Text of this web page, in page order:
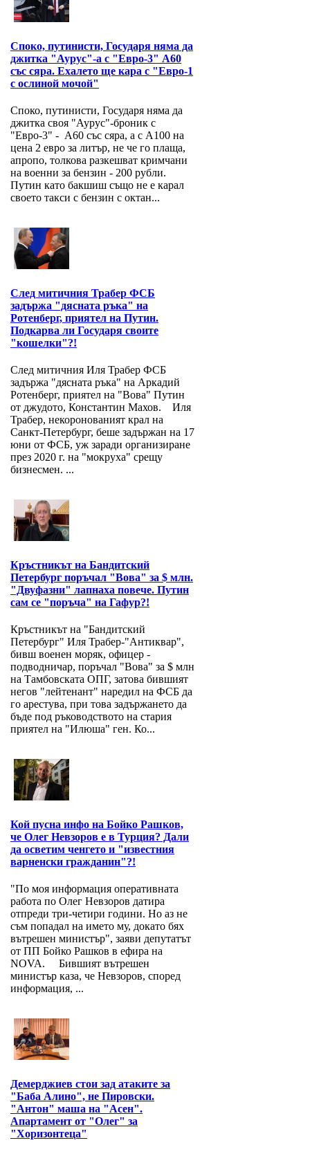
Споко, путинисти, Государя няма да
джитка "Аурус"-а с "Евро-3" А60
със сяра. Ехалето ще кара с "Евро-1
с ослиной мочой"
Споко, путинисти, Государя няма да
джитка своя "Аурус"-броник с
"Евро-3" - А60 със сяра, а с А100 на
цена 2 евро за литър, не че го плаща,
апропо, толкова разкешват кримчани
на военни за бензин - 200 рубли.
Путин като бакшиш също не е карал
своето такси с бензин с октан...
След митичния Трабер ФСБ
задържа "дясната ръка" на
Ротенберг, приятел на Путин.
Подкарва ли Государя своите
"кошелки"?!
След митичния Иля Трабер ФСБ
задържа "дясната ръка" на Аркадий
Ротенберг, приятел на "Вова" Путин
от джудото, Константин Махов. Иля
Трабер, некоронованият крал на
Санкт-Петербург, беше задържан на 17
юни от ФСБ, уж заради организиране
през 2020 г. на "мокруха" срещу
бизнесмен. ...
Кръстникът на Бандитский
Петербург поръчал "Вова" за $ млн.
"Двуфазни" лапнаха повече. Путин
сам се "поръча" на Гафур?!
Кръстникът на "Бандитский
Петербург" Иля Трабер-"Антиквар",
бивш военен моряк, офицер -
подводничар, поръчал "Вова" за $ млн
на Тамбовската ОПГ, затова бившият
негов "лейтенант" наредил на ФСБ да
го арестува, при това задържането да
бъде под ръководството на стария
приятел на "Илюша" ген. Ко...
Кой пусна инфо на Бойко Рашков,
че Олег Невзоров е в Турция? Дали
да осветим ченгето и "известния
варненски гражданин"?!
"По моя информация оперативната
работа по Олег Невзоров датира
отпреди три-четири години. Но аз не
съм попадал на името му, докато бях
вътрешен министър", заяви депутатът
от ПП Бойко Рашков в ефира на
NOVA. Бившият вътрешен
министър каза, че Невзоров, според
информация, ...
Демерджиев стои зад атаките за
"Баба Алино", не Пировски.
"Антон" маша на "Асен".
Апартамент от "Олег" за
"Хоризонтеца"